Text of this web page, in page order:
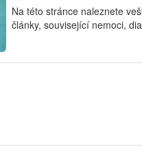
Na této stránce naleznete
články, související nemoci,